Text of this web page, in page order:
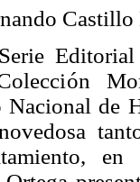
Castillo
Nacional de
en